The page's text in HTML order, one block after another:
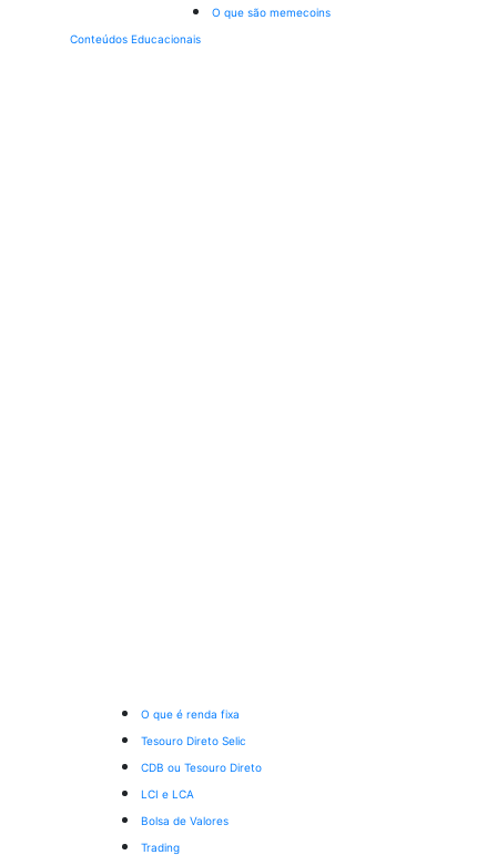
O que são memecoins
Conteúdos Educacionais
O que é renda fixa
Tesouro Direto Selic
CDB ou Tesouro Direto
LCI e LCA
Bolsa de Valores
Trading